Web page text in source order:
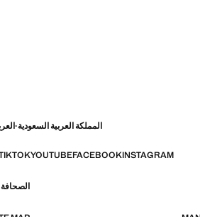
المملكة العربية السعودية·
INSTAGRAM
FACEBOOK
YOUTUBE
الصحافة